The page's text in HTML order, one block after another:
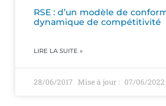
RSE : d’un modèle de
dynamique de compétitivité
LIRE LA SUITE »
28/06/2017 07/06/2022